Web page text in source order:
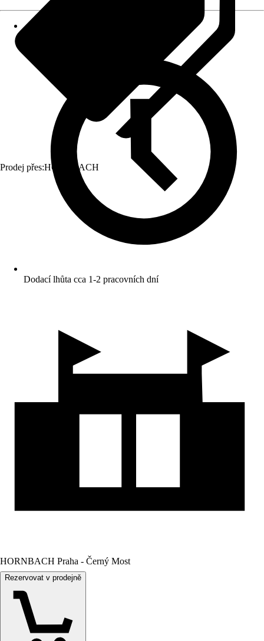
Prodej přes:HORNBACH
Dodací lhůta cca 1-2 pracovních dní
HORNBACH Praha - Černý Most
Rezervovat v prodejně